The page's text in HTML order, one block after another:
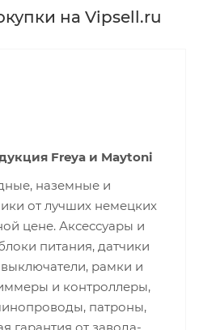
на Vipsell.ru
Freya и Maytoni
наземные и
от лучших немецких
цене. Аксессуары и
питания, датчики
рамки и
и контроллеры,
патроны,
гарантия от завода-